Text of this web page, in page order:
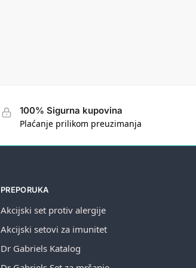
100% Sigurna kupovina
Plaćanje prilikom preuzimanja
PREPORUKA
Akcijski set protiv alergije
Akcijski setovi za imunitet
Dr Gabriels Katalog